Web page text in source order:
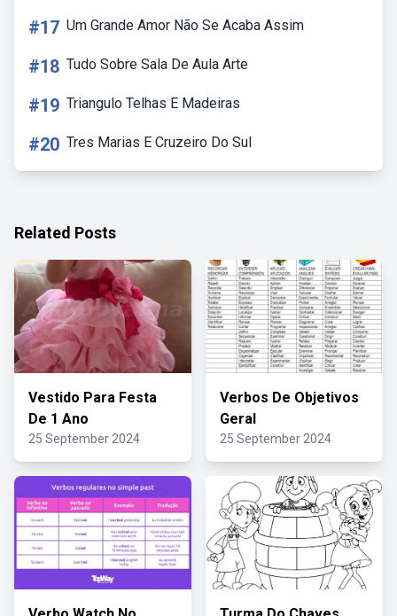
#17 Um Grande Amor Não Se Acaba Assim
#18 Tudo Sobre Sala De Aula Arte
#19 Triangulo Telhas E Madeiras
#20 Tres Marias E Cruzeiro Do Sul
Related Posts
Vestido Para Festa
De 1 Ano
25 September 2024
Verbos De Objetivos
Geral
25 September 2024